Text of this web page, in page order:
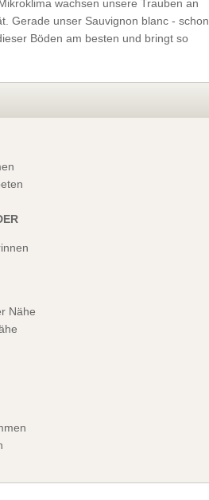
wachsen unsere Trauben an
Gerade unser Sauvignon blanc - schon
Böden am besten und bringt so
Nähe